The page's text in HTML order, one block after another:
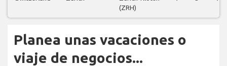
(ZRH)
Planea unas vacaciones o
viaje de negocios...